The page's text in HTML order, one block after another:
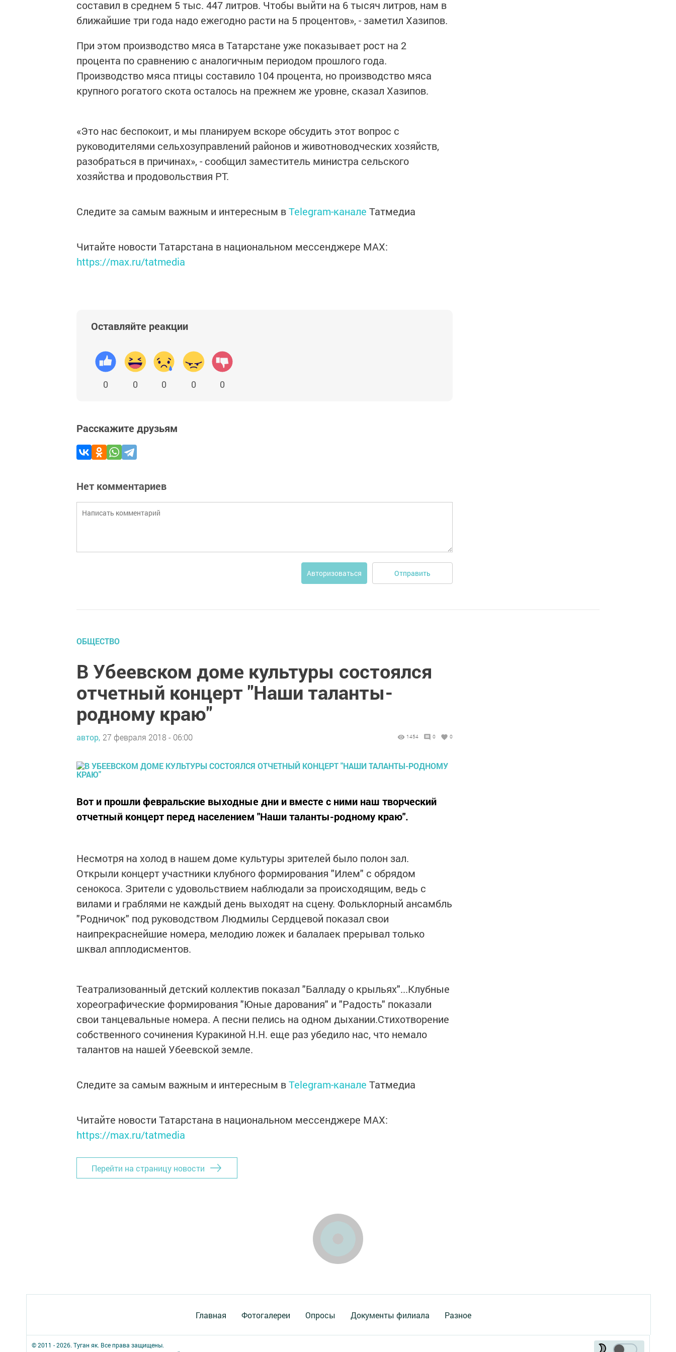
составил в среднем 5 тыс. 447 литров. Чтобы выйти на 6 тысяч литров, нам в
ближайшие три года надо ежегодно расти на 5 процентов», - заметил Хазипов.
При этом производство мяса в Татарстане уже показывает рост на 2
процента по сравнению с аналогичным периодом прошлого года.
Производство мяса птицы составило 104 процента, но производство мяса
крупного рогатого скота осталось на прежнем же уровне, сказал Хазипов.
«Это нас беспокоит, и мы планируем вскоре обсудить этот вопрос с
руководителями сельхозуправлений районов и животноводческих хозяйств,
разобраться в причинах», - сообщил заместитель министра сельского
хозяйства и продовольствия РТ.
Следите за самым важным и интересным вTelegram-канале Татмедиа
Читайте новости Татарстана в национальном мессенджере MАХ:
https://max.ru/tatmedia
Оставляйте реакции
0 0 0 0 0
Расскажите друзьям
Нет комментариев
Авторизоваться Отправить
ОБЩЕСТВО
В Убеевском доме культуры состоялся
отчетный концерт "Наши таланты-
родному краю"
автор, 27 февраля 2018 - 06:00 1454 0 0
Вот и прошли февральские выходные дни и вместе с ними наш творческий
отчетный концерт перед населением "Наши таланты-родному краю".
Несмотря на холод в нашем доме культуры зрителей было полон зал.
Открыли концерт участники клубного формирования "Илем" с обрядом
сенокоса. Зрители с удовольствием наблюдали за происходящим, ведь с
вилами и граблями не каждый день выходят на сцену. Фольклорный ансамбль
"Родничок" под руководством Людмилы Сердцевой показал свои
наипрекраснейшие номера, мелодию ложек и балалаек прерывал только
шквал апплодисментов.
Театрализованный детский коллектив показал "Балладу о крыльях"...Клубные
хореографические формирования "Юные дарования" и "Радость" показали
свои танцевальные номера. А песни пелись на одном дыхании.Стихотворение
собственного сочинения Куракиной Н.Н. еще раз убедило нас, что немало
талантов на нашей Убеевской земле.
Следите за самым важным и интересным вTelegram-канале Татмедиа
Читайте новости Татарстана в национальном мессенджере MАХ:
https://max.ru/tatmedia
Перейти на страницу новости
Главная Фотогалереи Опросы Документы филиала Разное
© 2011 - 2026. Туган як. Все права защищены.